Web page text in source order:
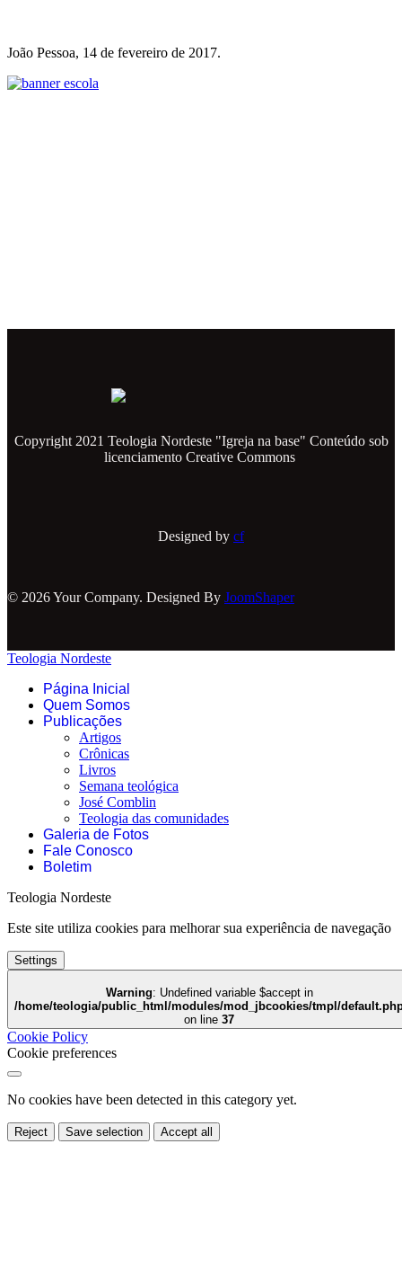
João Pessoa, 14 de fevereiro de 2017.
Copyright 2021 Teologia Nordeste "Igreja na base" Conteúdo sob
licenciamento Creative Commons
Designed by cf
© 2026 Your Company. Designed By JoomShaper
Teologia Nordeste
Página Inicial
Quem Somos
Publicações
Artigos
Crônicas
Livros
Semana teológica
José Comblin
Teologia das comunidades
Galeria de Fotos
Fale Conosco
Boletim
Teologia Nordeste
Este site utiliza cookies para melhorar sua experiência de navegação
Settings
Warning
: Undefined variable $accept in
/home/teologia/public_html/modules/mod_jbcookies/tmpl/
on line 37
Cookie Policy
Cookie preferences
No cookies have been detected in this category yet.
Reject Save selection Accept all